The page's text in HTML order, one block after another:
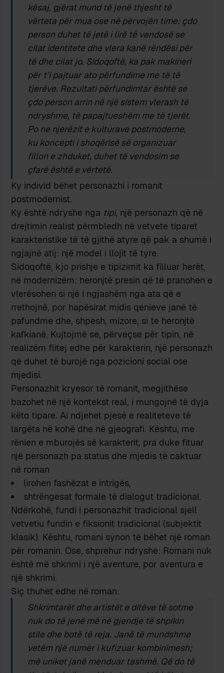
kësaj, gjërat mund të jenë thjesht të
vërteta për mua ose në përvojën time: çdo
person duhet të jetë i lirë të vendosë se
cilat identitete dhe vlera kanë rëndësi për
të dhe cilat jo. Sidoqoftë, ka pak makineri
për t’i pajtuar ato përfundime me të të
tjerëve. Rezultati përfundimtar është se
çdo person arrin në një sistem vlerash të
ndryshme, të papajtueshëm me të tjerët.
Po ne njerëzit e kulturave postmoderne,
ku koncepti i shoqërisë së organizuar
fillon e zhduket, duhet të vendosim se
çfarë është e vërtetë.
Ky individ bëhet personazhi i romanit
postmodernist.
Ky është ndryshe nga tipi, një personazh që në
drejtimin realist përmbledh në vetvete tiparet
karakteristike të të gjithë atyre që pak a shumë i
ngjajnë atij: një model i llojit të tyre.
Sidoqoftë, kjo prishje e tipizimit ka filluar herët,
në modernizëm: heronjtë presin që të pranohen e
vlerësohen si një i ngjashëm nga ata që e
rrethojnë, por hapësirat midis qenieve janë të
pafundme dhe, shpesh, mizore, si te heronjtë
kafkianë. Kujtojmë se, përveçse për tipin, në
realizëm flitej edhe për karakterin, një personazh
që duhet të burojë nga pozicioni social ose
mjedisi.
Personazhit kryesor të romanit, megjithëse
bazohet në një kontekst real, i mungojnë të dyja
këto tipare. Ai ndjehet pjesë e realiteteve të
largëta në kohë dhe në gjeografi. Kështu, me
rënien e mburojës së karakterit, pra duke fituar
një personazh pa status dhe mjedis të caktuar
në roman
lirohen fashëzat e intrigës,
shtrëngesat formale të dialogut tradicional.
Ndërkohë, fundi i personazhit tradicional sjell
vetvetiu fundin e fiksionit tradicional (subjektit
klasik). Kështu, romani synon të bëhet një roman
për romanin. Ose, shprehur ndryshe: Romani nuk
është më shkrimi i një aventure, por aventura e
një shkrimi.
Siç thuhet edhe në roman:
Shkrimtarët dhe artistët e ditëve të sotme
nuk do të jenë më në gjendje të shpikin
stile dhe botë të reja. Janë të mundshme
vetëm një numër i kufizuar kombinimesh;
më uniket janë menduar tashmë. Që do të